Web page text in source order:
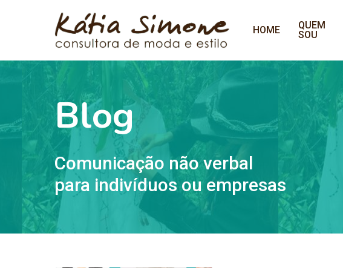
HOME
QUEM
SOU
Blog
Comunicação não verbal
para indivíduos ou empresas